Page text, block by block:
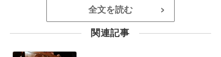
全文を読む >
関連記事